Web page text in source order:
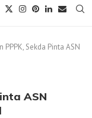
PPPK, Sekda Pinta ASN
ASN